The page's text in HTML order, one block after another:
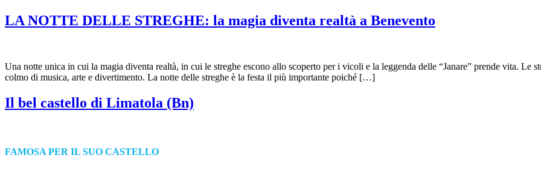
LA NOTTE DELLE STREGHE: la magia diventa realtà a Benevento
Una notte unica in cui la magia diventa realtà, in cui le streghe escono allo scoperto per i vicoli e la leggenda delle “Janare” prende vita. Le
colmo di musica, arte e divertimento. La notte delle streghe è la festa il più importante poiché […]
Il bel castello di Limatola (Bn)
FAMOSA PER IL SUO CASTELLO